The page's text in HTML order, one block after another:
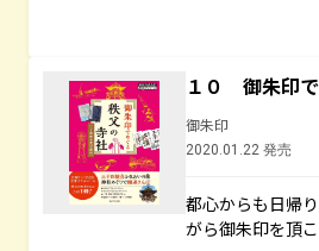
１０ 御朱印
御朱印
2020.01.22 発売
都心からも日帰
がら御朱印を頂こ